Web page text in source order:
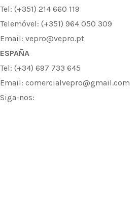
Tel: (+351) 214 660 119
Telemóvel: (+351) 964 050 309
Email: vepro@vepro.pt
ESPAÑA
Tel: (+34) 697 733 645
Email: comercialvepro@gmail.com
Siga-nos: